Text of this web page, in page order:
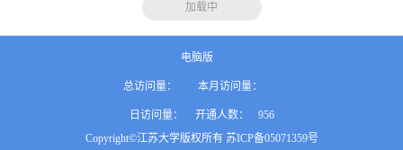
加载中
电脑版
总访问量： 本月访问量：
日访问量： 开通人数：
956
Copyright©江苏大学版权所有 苏ICP备05071359号